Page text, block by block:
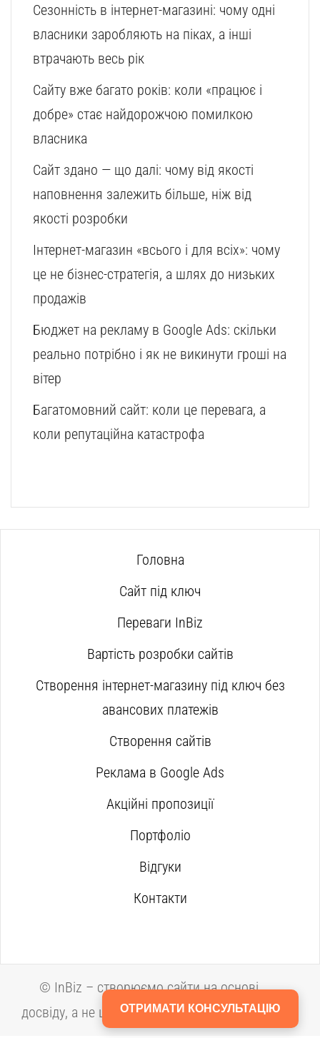
Сезонність в інтернет-магазині: чому одні
власники заробляють на піках, а інші
втрачають весь рік
Сайту вже багато років: коли «працює і
добре» стає найдорожчою помилкою
власника
Сайт здано — що далі: чому від якості
наповнення залежить більше, ніж від
якості розробки
Інтернет-магазин «всього і для всіх»: чому
це не бізнес-стратегія, а шлях до низьких
продажів
Бюджет на рекламу в Google Ads: скільки
реально потрібно і як не викинути гроші на
вітер
Багатомовний сайт: коли це перевага, а
коли репутаційна катастрофа
Головна
Сайт під ключ
Переваги InBiz
Вартість розробки сайтів
Створення інтернет-магазину під ключ без
авансових платежів
Створення сайтів
Реклама в Google Ads
Акційні пропозиції
Портфоліо
Відгуки
Контакти
ОТРИМАТИ КОНСУЛЬТАЦІЮ
© InBiz – створюємо сайти на основі
досвіду, а не шаблонів